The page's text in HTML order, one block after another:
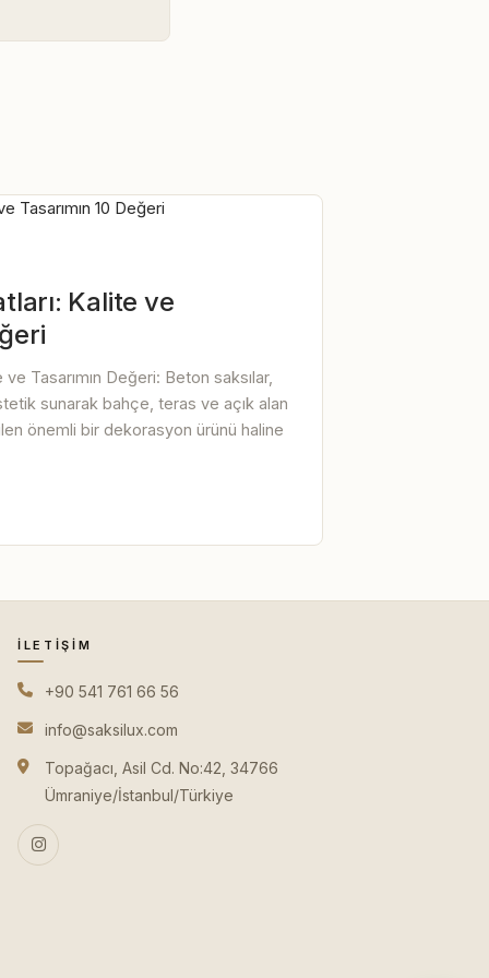
Kalite ve
Tasarımın Değeri: Beton saksılar,
sunarak bahçe, teras ve açık alan
önemli bir dekorasyon ürünü haline
İLETIŞIM
+90 541 761 66 56
info@saksilux.com
Topağacı, Asil Cd. No:42, 34766
Ümraniye/İstanbul/Türkiye